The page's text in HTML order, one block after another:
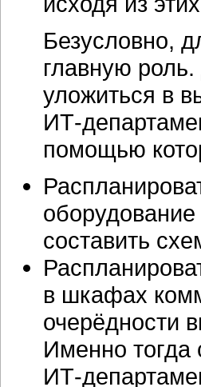
Безусловно,
главную
уложиться в
ИТ-
помощью
составить
в шкафах
очерёдности
Именно
ИТ-